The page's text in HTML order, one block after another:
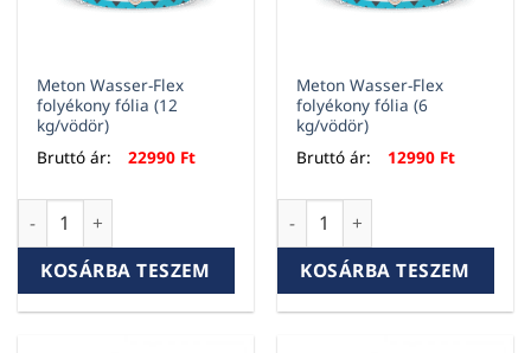
Meton Wasser-Flex
folyékony fólia (12
kg/vödör)
Bruttó ár:
22990 Ft
Meton Wasser-Flex folyékony fólia (12 kg/vödör) mennyiség
KOSÁRBA TESZEM
Meton Wasser-Flex
folyékony fólia (6
kg/vödör)
Bruttó ár:
12990 Ft
Meton Wasser-Flex
KOSÁRBA TESZEM